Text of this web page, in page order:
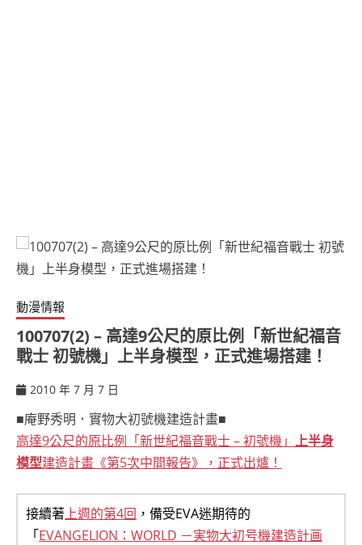
動漫情報
100707(2) – 高達9公尺的原比例「新世紀福音
戰士 初號機」上半身模型，正式進場搭建！
2010 年 7 月 7 日
■庵野秀明．實物大初號機建造計畫■
高達9公尺的原比例「新世紀福音戰士 – 初號機」 上半身
模型建造計畫《第5次中間報告》，正式出爐！
接續著上週的第4回 ，備受EVA迷期待的
「EVANGELION：WORLD －実物大初号機建造計画